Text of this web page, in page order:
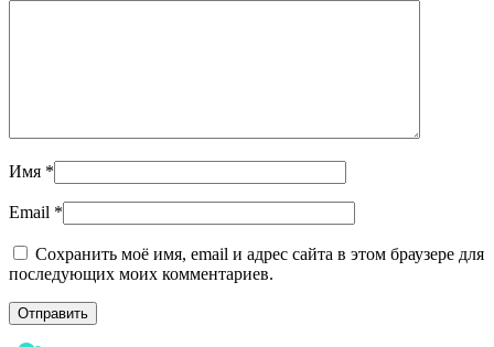
Имя *
Email *
Сохранить моё имя, email и адрес сайта в этом браузере для
последующих моих комментариев.